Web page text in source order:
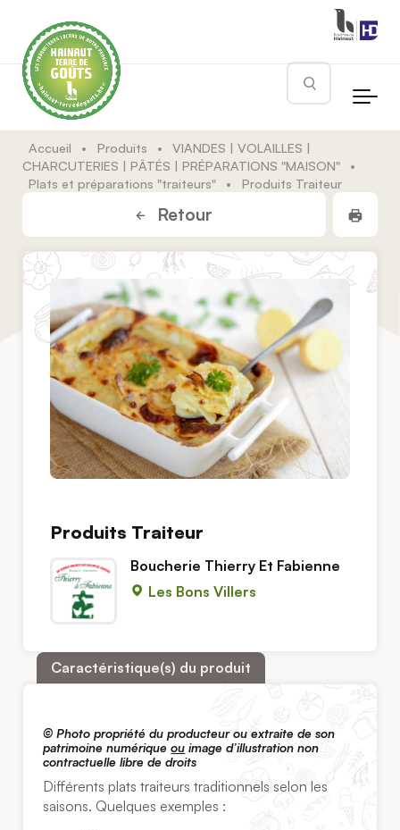
Rechercher
Accueil • Produits •
VIANDES | VOLAILLES |
CHARCUTERIES | PÂTÉS | PRÉPARATIONS "MAISON"
•
Plats et préparations "traiteurs"
• Produits Traiteur
Retour
Produits Traiteur
Boucherie Thierry Et Fabienne
Les Bons Villers
Caractéristique(s) du produit
©Photo propriété du producteur ou extraite de son
patrimoine numériqueou image d’illustration non
contractuelle libre de droits
Différents plats traiteurs traditionnels selon les
saisons. Quelques exemples :